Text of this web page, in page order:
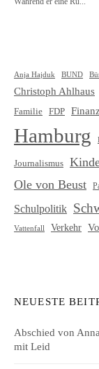
Anja Hajduk BUND
Christoph Ahlhaus
Familie FDP
Hamburg
Journalismus
Ole von Beust
Schulpolitik
Vattenfall Verkehr
NEUESTE
Abschied von
mit Leid